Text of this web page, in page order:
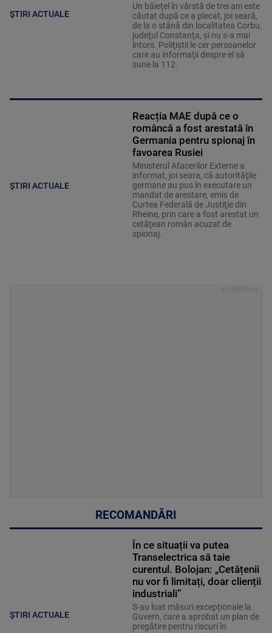
ȘTIRI ACTUALE
Un băieţel în vârstă de trei ani este
căutat după ce a plecat, joi seară,
de la o stână din localitatea Corbu,
judeţul Constanţa, şi nu s-a mai
întors. Poliţiştii le cer persoanelor
care au informaţii despre el să
sune la 112.
ȘTIRI ACTUALE
Reacția MAE după ce o
româncă a fost arestată în
Germania pentru spionaj în
favoarea Rusiei
Ministerul Afacerilor Externe a
informat, joi seara, că autorităţile
germane au pus în executare un
mandat de arestare, emis de
Curtea Federală de Justiţie din
Rheine, prin care a fost arestat un
cetăţean român acuzat de
spionaj.
RECOMANDĂRI
ȘTIRI ACTUALE
În ce situații va putea
Transelectrica să taie
curentul. Bolojan: „Cetățenii
nu vor fi limitați, doar clienții
industriali”
S-au luat măsuri excepționale la
Guvern, care a aprobat un plan de
pregătire pentru riscuri în